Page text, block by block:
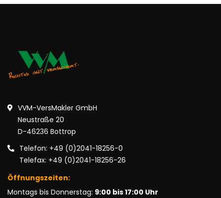
VVM-VersMakler GmbH
Neustraße 20
D-46236 Bottrop
Telefon: +49 (0)2041-18256-0
Telefax: +49 (0)2041-18256-26
Öffnungszeiten:
Montags bis Donnerstag: 9:00 bis 17:00 Uhr